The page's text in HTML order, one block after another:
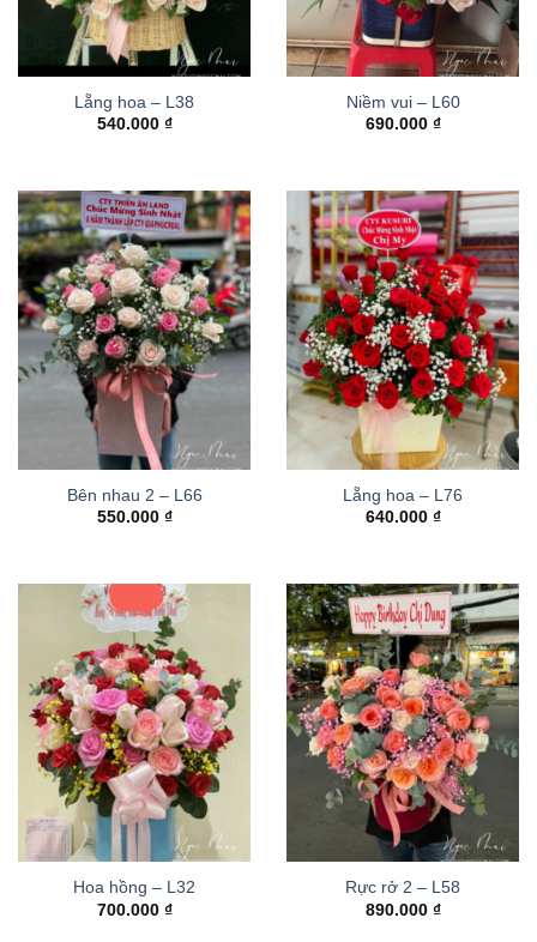
Lẵng hoa – L38
540.000 ₫
Niềm vui – L60
690.000 ₫
Bên nhau 2 – L66
550.000 ₫
Lẵng hoa – L76
640.000 ₫
Hoa hồng – L32
700.000 ₫
Rực rở 2 – L58
890.000 ₫